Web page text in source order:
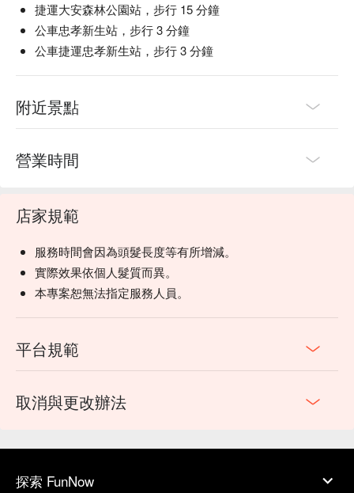
捷運大安森林公園站，步行 15 分鐘
公車忠孝新生站，步行 3 分鐘
公車捷運忠孝新生站，步行 3 分鐘
附近景點
營業時間
店家規範
服務時間會因為頭髮長度等有所增減。
實際效果依個人髮質而異。
本專案恕無法指定服務人員。
平台規範
取消與更改辦法
探索 FunNow